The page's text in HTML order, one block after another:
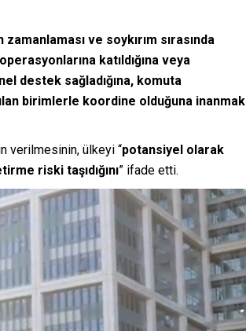
ve soykırım sırasında
katıldığına veya
destek sağladığına, komuta
birimlerle koordine olduğuna inanmak
verilmesinin, ülkeyi “potansiyel olarak
riski taşıdığını” ifade etti.